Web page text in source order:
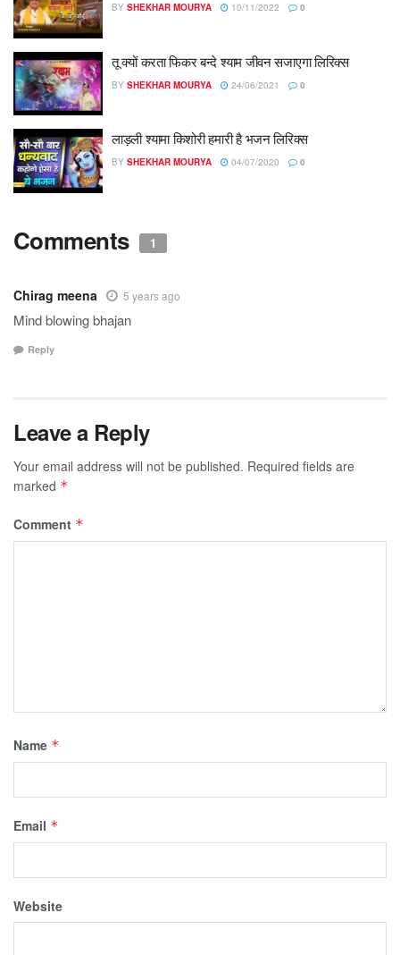
BY SHEKHAR MOURYA 10/11/2022 0
तू क्यों करता फिकर बन्दे श्याम जीवन सजाएगा लिरिक्स
BY SHEKHAR MOURYA 24/06/2021 0
लाड़ली श्यामा किशोरी हमारी है भजन लिरिक्स
BY SHEKHAR MOURYA 04/07/2020 0
Comments 1
Chirag meena 5 years ago
Mind blowing bhajan
Reply
Leave a Reply
Your email address will not be published. Required fields are
marked *
Comment *
Name *
Email *
Website